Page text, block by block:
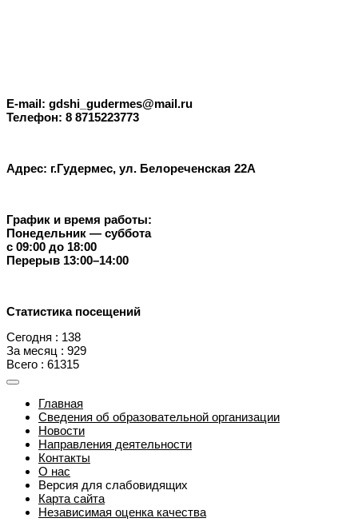
E-mail: gdshi_gudermes@mail.ru
Телефон: 8 8715223773
Адрес: г.Гудермес, ул. Белореченская 22А
График и время работы:
Понедельник — суббота
с 09:00 до 18:00
Перерыв 13:00–14:00
Статистика посещений
Сегодня : 138
За месяц : 929
Всего : 61315
Главная
Сведения об образовательной организации
Новости
Направления деятельности
Контакты
О нас
Версия для слабовидящих
Карта сайта
Независимая оценка качества